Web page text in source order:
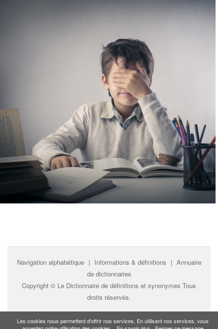
Navigation alphabétique | Informations & définitions | Annuaire
de dictionnaires
Copyright © Le Dictionnaire de définitions et synonymes Tous
droits réservés.
Les cookies nous permettent d'offrir nos services. En utilisant nos services, vous